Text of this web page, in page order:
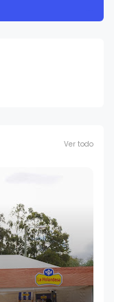
Ver todo